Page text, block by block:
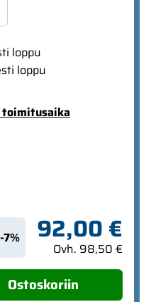
loppu
loppu
-7% 92,00 €
Ovh. 98,50 €
Ostoskoriin